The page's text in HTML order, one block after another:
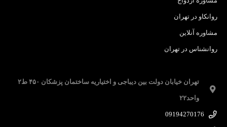
روانکاو در تهران
مشاوره آنلاین
روانشناس در تهران
تهران خیابان دولت بین دیباجی و اختیاریه ساختمان پزشکان ۴۵۰ ط۲
واحد۲۲
09194270176